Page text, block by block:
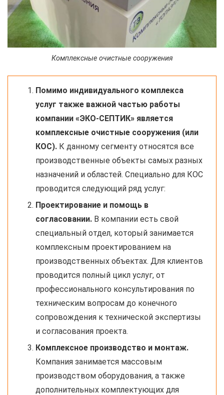
Комплексные очистные сооружения
Помимо индивидуального комплекса
услуг также важной частью работы
компании «ЭКО-СЕПТИК» является
комплексные очистные сооружения (или
КОС). К данному сегменту относятся все
производственные объекты самых разных
назначений и областей. Специально для КОС
проводится следующий ряд услуг:
Проектирование и помощь в
согласовании. В компании есть свой
специальный отдел, который занимается
комплексным проектированием на
производственных объектах. Для клиентов
проводится полный цикл услуг, от
профессионального консультирования по
техническим вопросам до конечного
сопровождения к технической экспертизы
и согласования проекта.
Комплексное производство и монтаж.
Компания занимается массовым
производством оборудования, а также
дополнительных комплектующих для